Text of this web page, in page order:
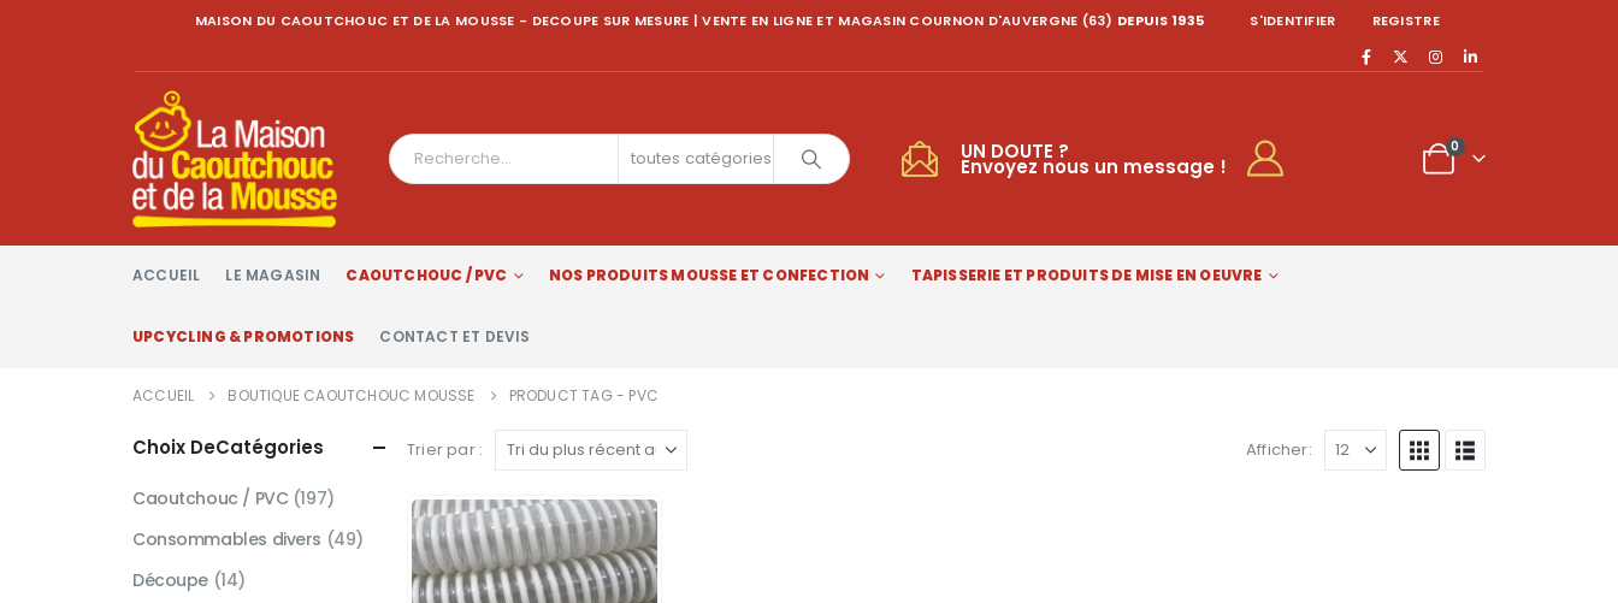
MAISON DU CAOUTCHOUC ET DE LA MOUSSE - DECOUPE SUR MESURE | VENTE EN LIGNE ET MAGASIN COURNON D'AUVERGNE (63) DEPUIS 1935 S'IDENTIFIER REGISTRE
toutes catégories UN DOUTE ?
Envoyez nous un message !
0
ACCUEIL LE MAGASIN CAOUTCHOUC / PVC NOS PRODUITS MOUSSE ET CONFECTION TAPISSERIE ET PRODUITS DE MISE EN OEUVRE
UPCYCLING & PROMOTIONS CONTACT ET DEVIS
ACCUEIL BOUTIQUE CAOUTCHOUC MOUSSE PRODUCT TAG - PVC
Trier par : Afficher:
Choix DeCatégories
Caoutchouc / PVC (197)
Consommables divers (49)
Découpe (14)